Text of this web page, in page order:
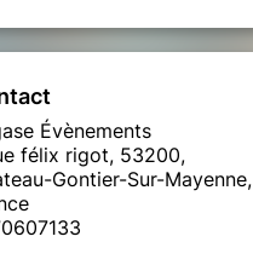
Évènements
félix rigot, 53200,
Gontier-Sur-Mayenne,